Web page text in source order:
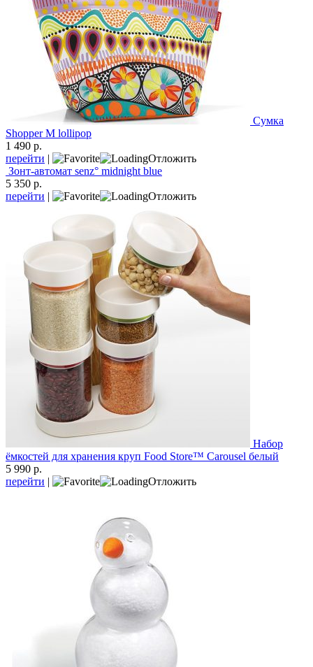
Сумка
Shopper M lollipop
1 490 р.
перейти |
Отложить
Зонт-автомат senz° midnight blue
5 350 р.
перейти | Отложить
Набор
ёмкостей для хранения круп Food Store™ Carousel белый
5 990 р.
перейти | Отложить